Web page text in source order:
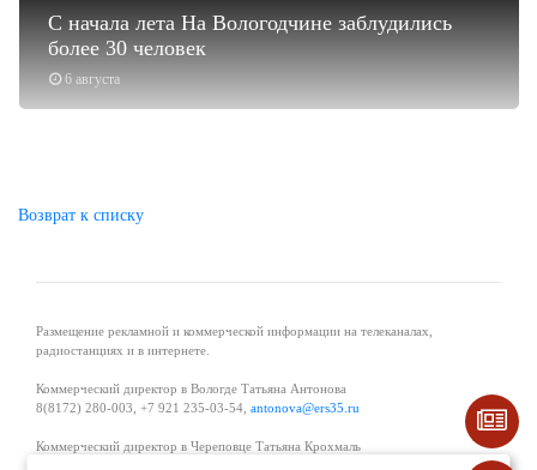
6 августа
С начала лета На Вологодчине заблудились
более 30 человек
Возврат к списку
Размещение рекламной и коммерческой информации на телеканалах,
радиостанциях и в интернете.
Коммерческий директор в Вологде Татьяна Антонова
8(8172) 280-003, +7 921 235-03-54, antonova@ers35.ru
Коммерческий директор в Череповце Татьяна Крохмаль